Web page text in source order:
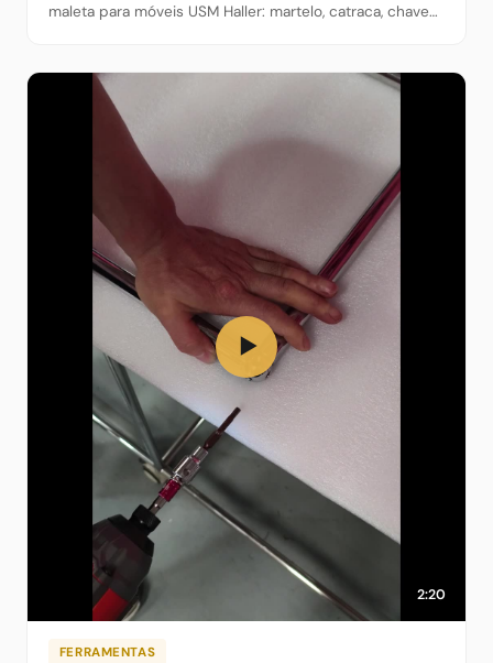
maleta para móveis USM Haller: martelo, catraca, chaves
▶
2:20
FERRAMENTAS